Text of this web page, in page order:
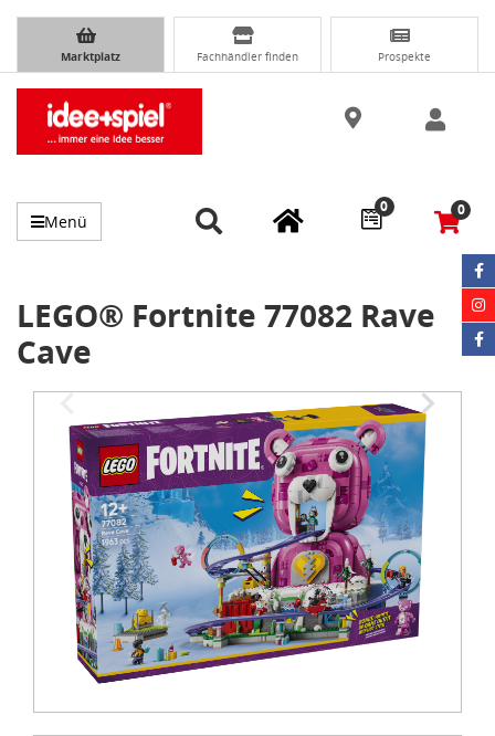
Marktplatz Fachhändler finden Prospekte
Menü
0 0
LEGO® Fortnite 77082 Rave
Cave